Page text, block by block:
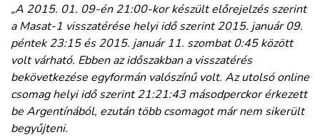
WEBSHOP
BELÉPÉS
REGISZTRÁCIÓ
„A 2015. 01. 09-én 21:00-kor készült előrejelzés szerint
a Masat-1 visszatérése helyi idő szerint 2015. január 09.
péntek 23:15 és 2015. január 11. szombat 0:45 között
volt várható. Ebben az időszakban a visszatérés
bekövetkezése egyformán valószínű volt. Az utolsó online
csomag helyi idő szerint 21:21:43 másodperckor érkezett
be Argentínából, ezután több csomagot már nem sikerült
begyűjteni.